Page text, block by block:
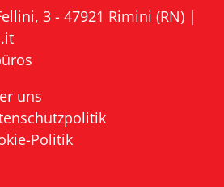
3 - 47921 Rimini (RN) |
uns
Politik
von Riviera di Rimini
von Riviera di Rimini
von Riviera di Rimini